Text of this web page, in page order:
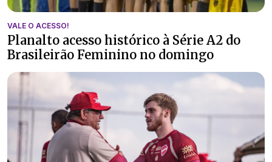
VALE O ACESSO!
Planalto acesso histórico à Série A2 do
Brasileirão Feminino no domingo